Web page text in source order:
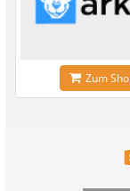
Zum